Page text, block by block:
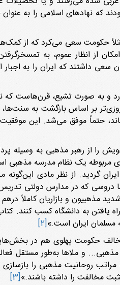
که نهادهای اسلامی را به
حکومت سعی می‌کرد که از
از انظار عموم، به
سعی داشتند که ایران را به
به صورت تشیع، قرن‌هاست که
بر اساس بازگشت به
حتماً موفق می‌شد. این موفقیت
از رهبر مذهبی به وسیله
به 1500 مدرسه از این نوع در سراسر ایران
دروسی که در مدارس دولتی
مذهبیون و بازاریان کاملاً
به دانشگاه کسب کنند.
مسلمان ایران است.»[2]
حکومت پهلوی هم در
و ملاها به‌طور مستقل
روحانیت مذهبی را بازسازی
مخالفت را داشته باشند.»[3]